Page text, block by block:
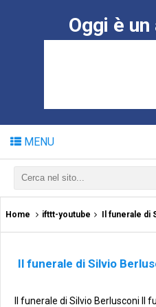
Oggi è
MENU
Home ifttt-youtube Il funerale
Il funerale di Silvio
Il funerale di Silvio Berlusconi Il